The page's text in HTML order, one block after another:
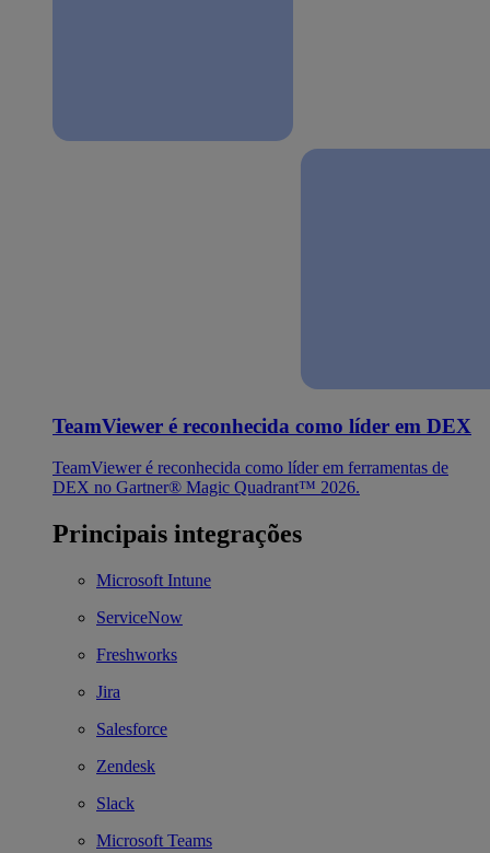
TeamViewer é reconhecida como líder em DEX
TeamViewer é reconhecida como líder em ferramentas de
DEX no Gartner® Magic Quadrant™ 2026.
Principais integrações
Microsoft Intune
ServiceNow
Freshworks
Jira
Salesforce
Zendesk
Slack
Microsoft Teams